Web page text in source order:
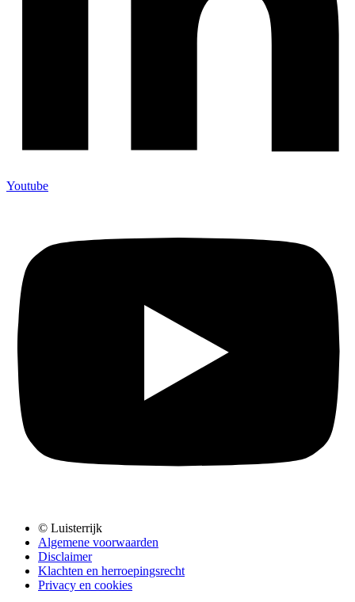
Youtube
© Luisterrijk
Algemene voorwaarden
Disclaimer
Klachten en herroepingsrecht
Privacy en cookies